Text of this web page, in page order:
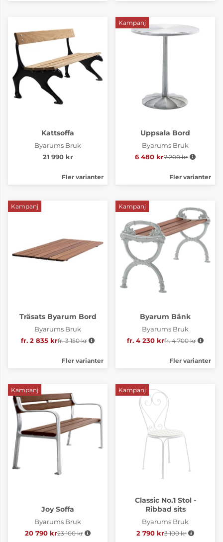
Kattsoffa
Byarums Bruk
21 990 kr
Fler varianter
Kampanj
Uppsala Bord
Byarums Bruk
6 480 krOrdinarie pris:
7 200 kr
Fler varianter
Kampanj
Träsats Byarum Bord
Byarums Bruk
fr. 2 835 krOrdinarie pris:
fr. 3 150 kr
Fler varianter
Kampanj
Byarum Bänk
Byarums Bruk
fr. 4 230 krOrdinarie pris:
fr. 4 700 kr
Fler varianter
Kampanj
Joy Soffa
Byarums Bruk
20 790 krOrdinarie pris:
23 100 kr
Kampanj
Classic No.1 Stol -
Ribbad sits
Byarums Bruk
2 790 krOrdinarie pris:
3 100 kr